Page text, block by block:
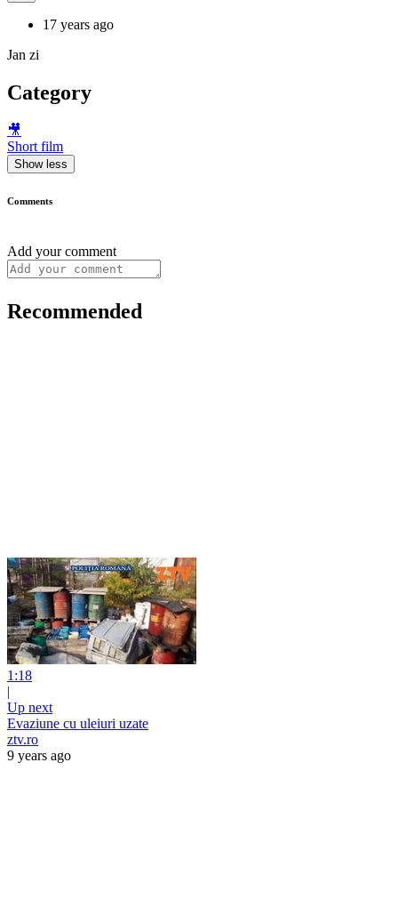
17 years ago
Jan zi
Category
🎥
Short film
Show less
Comments
Add your comment
Recommended
1:18
|
Up next
Evaziune cu uleiuri uzate
ztv.ro
9 years ago